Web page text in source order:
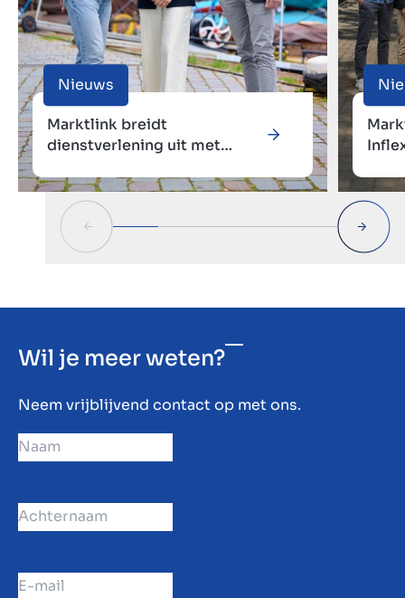
Nieuws
Marktlink breidt
dienstverlening uit met
Wil je meer weten?
Neem vrijblijvend contact op met ons.